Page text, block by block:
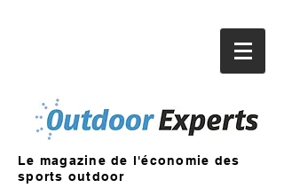
Le magazine de l'économie des
sports outdoor